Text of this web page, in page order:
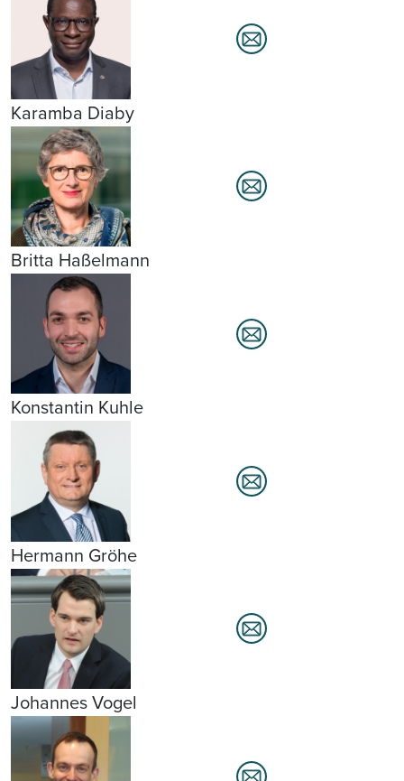
Karamba Diaby
Britta Haßelmann
Konstantin Kuhle
Hermann Gröhe
Johannes Vogel